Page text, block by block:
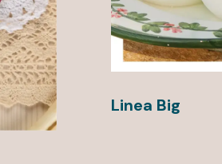
Linea Big